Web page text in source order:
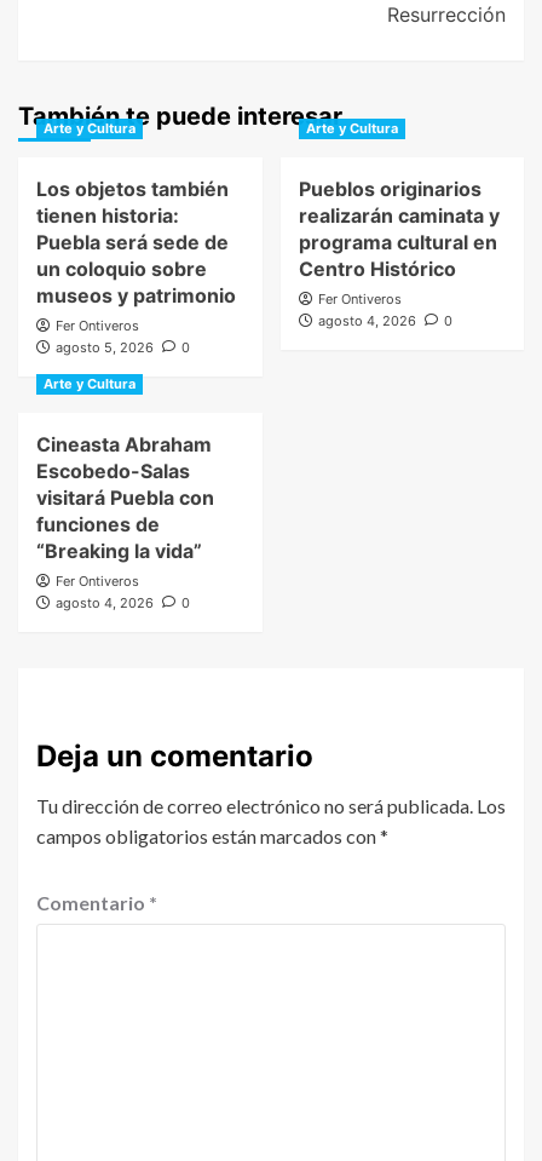
Resurrección
También te puede interesar
Arte y Cultura
Los objetos también
tienen historia:
Puebla será sede de
un coloquio sobre
museos y patrimonio
Fer Ontiveros
agosto 5, 2026
0
Arte y Cultura
Pueblos originarios
realizarán caminata y
programa cultural en
Centro Histórico
Fer Ontiveros
agosto 4, 2026
0
Arte y Cultura
Cineasta Abraham
Escobedo-Salas
visitará Puebla con
funciones de
“Breaking la vida”
Fer Ontiveros
agosto 4, 2026
0
Deja un comentario
Tu dirección de correo electrónico no será publicada. Los
campos obligatorios están marcados con*
Comentario *